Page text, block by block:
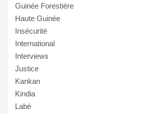
Guinée Forestière
Haute Guinée
Insécurité
International
Interviews
Justice
Kankan
Kindia
Labé